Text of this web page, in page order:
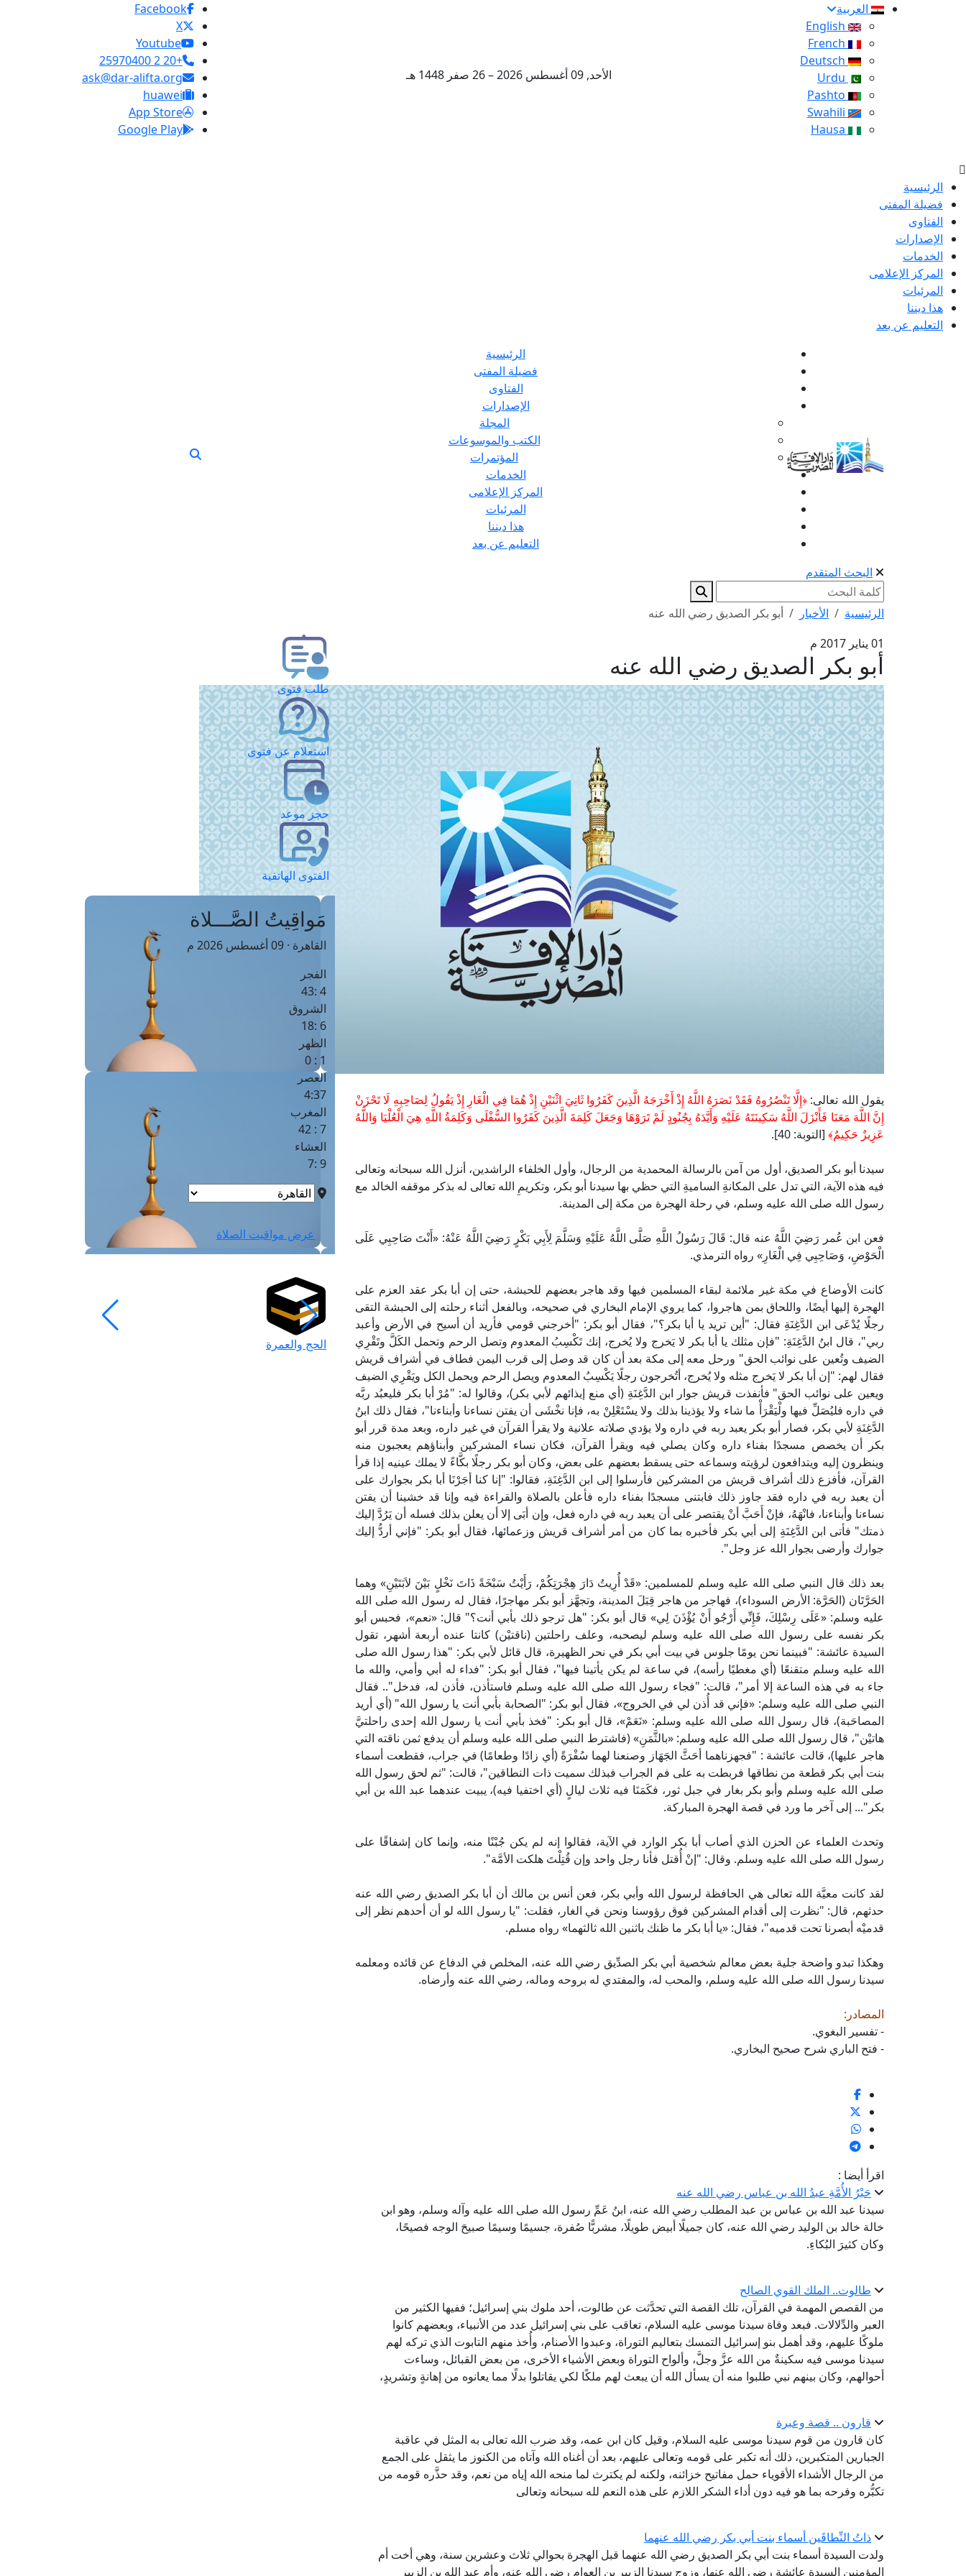
العربية
الأحد, 09 أغسطس 2026 – 26 صفر 1448 هـ
Facebook
X
Youtube
+20 2 25970400
ask@dar-alifta.org
huawei
App Store
Google Play
الرئيسية
فضيلة المفتى
الفتاوى
الإصدارات
الخدمات
المركز الإعلامى
المرئيات
هذا ديننا
التعليم عن بعد
الرئيسية
فضيلة المفتى
الفتاوى
الإصدارات
المجلة
الكتب والموسوعات
المؤتمرات
الخدمات
المركز الإعلامى
المرئيات
هذا ديننا
التعليم عن بعد
البحث المتقدم
الرئيسية الأخبار
أبو بكر الصديق رضي الله عنه
01 يناير 2017 م
أبو بكر الصديق رضي الله عنه
يقول الله تعالى: ﴿إِلَّا تَنْصُرُوهُ فَقَدْ نَصَرَهُ اللَّهُ إِذْ أَخْرَجَهُ الَّذِينَ كَفَرُوا ثَانِيَ اثْنَيْنِ إِذْ هُمَا فِي الْغَارِ إِذْ يَقُولُ لِصَاحِبِهِ لَا تَحْزَنْ
إِنَّ اللَّهَ مَعَنَا فَأَنْزَلَ اللَّهُ سَكِينَتَهُ عَلَيْهِ وَأَيَّدَهُ بِجُنُودٍ لَمْ تَرَوْهَا وَجَعَلَ كَلِمَةَ الَّذِينَ كَفَرُوا السُّفْلَى وَكَلِمَةُ اللَّهِ هِيَ الْعُلْيَا وَاللَّهُ
عَزِيزٌ حَكِيمٌ﴾ [التوبة: 40].
سيدنا أبو بكر الصديق، أول من آمن بالرسالة المحمدية من الرجال، وأول الخلفاء الراشدين، أنزل الله سبحانه وتعالى
فيه هذه الآية، التي تدل على المكانةِ الساميةِ التي حظي بها سيدنا أبو بكر، وتكريمِ الله تعالى له بذكر موقفه الخالد مع
رسول الله صلى الله عليه وسلم، في رحلة الهجرة من مكة إلى المدينة.
فعن ابن عُمر رَضِيَ اللَّهُ عنه قال: قَالَ رَسُولُ اللَّهِ صَلَّى اللَّهُ عَلَيْهِ وَسَلَّمَ لِأَبِي بَكْرٍ رَضِيَ اللَّهُ عَنْهُ: «أَنْتَ صَاحِبِي عَلَى
الْحَوْضِ، وَصَاحِبِي فِي الْغَارِ» رواه الترمذي.
كانت الأوضاع في مكة غير ملائمة لبقاء المسلمين فيها وقد هاجر بعضهم للحبشة، حتى إن أبا بكر عقد العزم على
الهجرة إليها أيضًا، واللحاق بمن هاجروا، كما يروي الإمام البخاري في صحيحه، وبالفعل أثناء رحلته إلى الحبشة التقى
رجلًا يُدْعَى ابن الدَّغِنَةِ فقال: "أين تريد يا أبا بكر؟"، فقال أبو بكر: "أخرجني قومي فأريد أن أسيح في الأرض وأعبد
ربي"، قال ابنُ الدَّغِنَةِ: "فإن مثلك يا أبا بكر لا يَخرج ولا يُخرج، إنك تَكْسِبُ المعدوم وتصل الرحم وتحمل الكَلَّ وتَقْرِي
الضيف وتُعين على نوائب الحق" ورحل معه إلى مكة بعد أن كان قد وصل إلى قرب اليمن فطاف في أشراف قريش
فقال لهم: "إن أبا بكر لا يَخرج مثله ولا يُخرج، أتُخرجون رجلًا يَكْسِبُ المعدوم ويصل الرحم ويحمل الكل ويَقْرِي الضيف
ويعين على نوائب الحق" فأنفذت قريش جوار ابن الدَّغِنَةِ (أي منع إيذائهم لأبي بكر)، وقالوا له: "مُرْ أبا بكر فليعبُد ربَّه
في داره فليُصَلِّ فيها ولْيَقْرَأْ ما شاء ولا يؤذينا بذلك ولا يسْتَعْلِنْ به، فإنا نخْشَى أن يفتن نساءنا وأبناءنا"، فقال ذلك ابنُ
الدَّغِنَةِ لأبي بكر، فصار أبو بكر يعبد ربه في داره ولا يؤدي صلاته علانية ولا يقرأ القرآن في غير داره، وبعد مدة قرر أبو
بكر أن يخصص مسجدًا بفناء داره وكان يصلي فيه ويقرأ القرآن، فكان نساء المشركين وأبناؤهم يعجبون منه
وينظرون إليه ويتدافعون لرؤيته وسماعه حتى يسقط بعضهم على بعض، وكان أبو بكر رجلًا بكَّاءً لا يملك عينيه إذا قرأ
القرآن، فأفزع ذلك أشراف قريش من المشركين فأرسلوا إلى ابن الدَّغِنَةِ، فقالوا: "إنا كنا أجَرْنَا أبا بكر بجوارك على
أن يعبد ربه في داره فقد جاوز ذلك فابتنى مسجدًا بفناء داره فأعلن بالصلاة والقراءة فيه وإنا قد خشينا أن يفتن
نساءنا وأبناءنا، فانْهَهُ، فإنْ أَحَبَّ أنْ يقتصر على أن يعبد ربه في داره فعل، وإن أبَى إلا أن يعلن بذلك فسله أن يَرُدَّ إليك
ذمتك" فأتى ابن الدَّغِنَةِ إلى أبي بكر فأخبره بما كان من أمر أشراف قريش وزعمائها، فقال أبو بكر: "فإني أردُّ إليك
جوارك وأرضى بجوار الله عز وجل".
بعد ذلك قال النبي صلى الله عليه وسلم للمسلمين: «قَدْ أُرِيتُ دَارَ هِجْرَتِكُمْ، رَأَيْتُ سَبْخَةً ذَاتَ نَخْلٍ بَيْنَ لاَبَتَيْنِ» وهما
الحَرَّتَان (الحَرَّة: الأرض السوداء)، فهاجر من هاجر قِبَلَ المدينة، وتجهَّز أبو بكر مهاجرًا، فقال له رسول الله صلى الله
عليه وسلم: «عَلَى رِسْلِكَ، فَإِنِّي أَرْجُو أَنْ يُؤْذَنَ لِي» قال أبو بكر: "هل ترجو ذلك بأبي أنت؟" قال: «نعم»، فحبس أبو
بكر نفسه على رسول الله صلى الله عليه وسلم ليصحبه، وعلف راحلتين (ناقتيْن) كانتا عنده أربعة أشهر، تقول
السيدة عائشة: "فبينما نحن يومًا جلوس في بيت أبي بكر في نحر الظهيرة، قال قائل لأبي بكر: "هذا رسول الله صلى
الله عليه وسلم متقنعًا (أي مغطيًا رأسه)، في ساعة لم يكن يأتينا فيها"، فقال أبو بكر: "فداء له أبي وأمي، والله ما
جاء به في هذه الساعة إلا أمر"، قالت: "فجاء رسول الله صلى الله عليه وسلم فاستأذن، فأذن له، فدخل".. فقال
النبي صلى الله عليه وسلم: «فإني قد أُذن لي في الخروج»، فقال أبو بكر: "الصحابة بأبي أنت يا رسول الله" (أي أريد
المصاحَبة)، قال رسول الله صلى الله عليه وسلم: «نَعَمْ»، قال أبو بكر: "فخذ بأبي أنت يا رسول الله إحدى راحلتيَّ
هاتيْن"، قال رسول الله صلى الله عليه وسلم: «بالثَّمَنِ» (فاشترط النبي صلى الله عليه وسلم أن يدفع ثمن ناقته التي
هاجر عليها)، قالت عائشة : "فجهزناهما أحَثَّ الجَهَاز وصنعنا لهما سُفْرَةً (أي زادًا وطعامًا) في جراب، فقطعت أسماء
بنت أبي بكر قطعة من نطاقها فربطت به على فم الجراب فبذلك سميت ذات النطاقين"، قالت: "ثم لحق رسول الله
صلى الله عليه وسلم وأبو بكر بغار في جبل ثور، فكَمَنَا فيه ثلاث ليالٍ (أي اختفيا فيه)، يبيت عندهما عبد الله بن أبي
بكر"... إلى آخر ما ورد في قصة الهجرة المباركة.
وتحدث العلماء عن الحزن الذي أصاب أبا بكر الوارد في الآية، فقالوا إنه لم يكن جُبْنًا منه، وإنما كان إشفاقًا على
رسول الله صلى الله عليه وسلم. وقال: "إنْ أُقتل فأنا رجل واحد وإن قُتِلْتَ هلكت الأمَّة".
لقد كانت معيَّة الله تعالى هي الحافظة لرسول الله وأبي بكر، فعن أنس بن مالك أن أبا بكر الصديق رضي الله عنه
حدثهم، قال: "نظرت إلى أقدام المشركين فوق رؤوسنا ونحن في الغار، فقلت: "يا رسول الله لو أن أحدهم نظر إلى
قدميْه أبصرنا تحت قدميه"، فقال: «يا أبا بكر ما ظنك باثنين الله ثالثهما» رواه مسلم.
وهكذا تبدو واضحة جلية بعض معالم شخصية أبي بكر الصدِّيق رضي الله عنه، المخلص في الدفاع عن قائده ومعلمه
سيدنا رسول الله صلى الله عليه وسلم، والمحب له، والمفتدي له بروحه وماله، رضي الله عنه وأرضاه.
المصادر:
- تفسير البغوي.
- فتح الباري شرح صحيح البخاري.
اقرأ أيضا :
حَبْرُ الأُمَّةِ عبدُ الله بن عباس رضي الله عنه
سيدنا عبد الله بن عباس بن عبد المطلب رضي الله عنه، ابنُ عَمِّ رسول الله صلى الله عليه وآله وسلم، وهو ابن
خالة خالد بن الوليد رضي الله عنه، كان جميلًا أبيض طويلًا، مشربًّا صُفرة، جسيمًا وسيمًا صبيحَ الوجه فصيحًا،
وكان كثيرَ البُكاءِ.
طالوت.. الملك القوي الصالح
من القصص المهمة في القرآن، تلك القصة التي تحدَّثت عن طالوت، أحد ملوك بني إسرائيل؛ ففيها الكثير من
العبر والدِّلالات. فبعد وفاة سيدنا موسى عليه السلام، تعاقب على بني إسرائيل عدد من الأنبياء، وبعضهم كانوا
ملوكًا عليهم، وقد أهمل بنو إسرائيل التمسك بتعاليم التوراة، وعبدوا الأصنام، وأُخذ منهم التابوت الذي تركه لهم
سيدنا موسى فيه سكينةٌ من الله عزَّ وجلَّ، وألواح التوراة وبعض الأشياء الأخرى، من بعض القبائل، وساءت
أحوالهم، وكان بينهم نبي طلبوا منه أن يسأل الله أن يبعث لهم ملكًا لكي يقاتلوا بدلًا مما يعانوه من إهانةٍ وتشريدٍ،
قارون .. قصة وعبرة
كان قارون من قوم سيدنا موسى عليه السلام، وقيل كان ابن عمه، وقد ضرب الله تعالى به المثل في عاقبة
الجبارين المتكبرين، ذلك أنه تكبر على قومه وتعالى عليهم، بعد أن أغناه الله وآتاه من الكنوز ما يثقل على الجمع
من الرجال الأشداء الأقوياء حمل مفاتيح خزائنه، ولكنه لم يكترث لما منحه الله إياه من نعم، وقد حذَّره قومه من
تكبُّره وفرحه بما هو فيه دون أداء الشكر اللازم على هذه النعم لله سبحانه وتعالى
ذاتُ النِّطاقَين أسماء بنت أبي بكر رضي الله عنهما
ولدت السيدة أسماء بنت أبي بكر الصديق رضي الله عنهما قبل الهجرة بحوالي ثلاث وعشرين سنة، وهي أخت أم
المؤمنين السيدة عائشة رضي الله عنها، وزوج سيدنا الزبير بن العوام رضي الله عنه، وأم عبد الله بن الزبير
طلب فتوى
استعلام عن فتوى
حجز موعد
الفتوى الهاتفية
مَواقِيتُ الصَّـــلاة
القاهرة · 09 أغسطس 2026 م
الفجر
4 :43
الشروق
6 :18
الظهر
1 : 0
العصر
4:37
المغرب
7 : 42
العشاء
9 :7
عرض مواقيت الصلاة
الحج والعمرة